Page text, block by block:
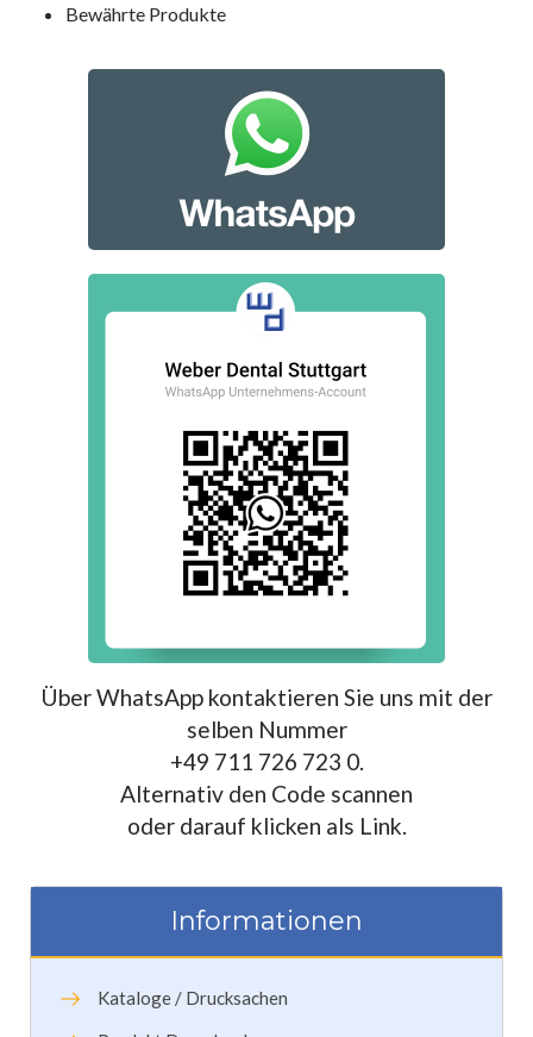
Bewährte Produkte
Über WhatsApp kontaktieren Sie uns mit der
selben Nummer
+49 711 726 723 0.
Alternativ den Code scannen
oder darauf klicken als Link.
Informationen
Kataloge / Drucksachen